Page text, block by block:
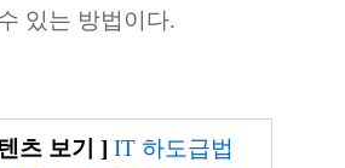
있는 방법이다.
츠 보기 ] IT 하도급법